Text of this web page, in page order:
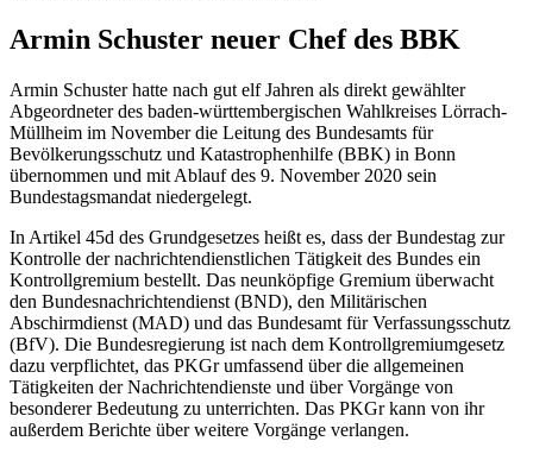
Armin Schuster neuer Chef des BBK
Armin Schuster hatte nach gut elf Jahren als direkt gewählter
Abgeordneter des baden-württembergischen Wahlkreises Lörrach-
Müllheim im November die Leitung des Bundesamts für
Bevölkerungsschutz und Katastrophenhilfe (BBK) in Bonn
übernommen und mit Ablauf des 9. November 2020 sein
Bundestagsmandat niedergelegt.
In Artikel 45d des Grundgesetzes heißt es, dass der Bundestag zur
Kontrolle der nachrichtendienstlichen Tätigkeit des Bundes ein
Kontrollgremium bestellt. Das neunköpfige Gremium überwacht
den Bundesnachrichtendienst (BND), den Militärischen
Abschirmdienst (MAD) und das Bundesamt für Verfassungsschutz
(BfV). Die Bundesregierung ist nach dem Kontrollgremiumgesetz
dazu verpflichtet, das PKGr umfassend über die allgemeinen
Tätigkeiten der Nachrichtendienste und über Vorgänge von
besonderer Bedeutung zu unterrichten. Das PKGr kann von ihr
außerdem Berichte über weitere Vorgänge verlangen.